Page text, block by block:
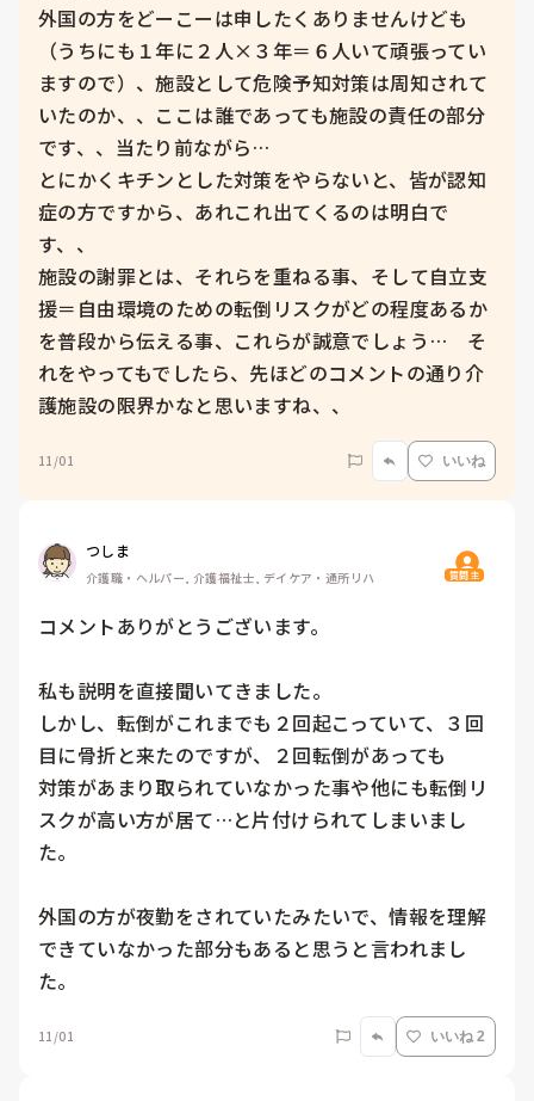
外国の方をどーこーは申したくありませんけども
（うちにも１年に２人×３年＝６人いて頑張ってい
ますので）、施設として危険予知対策は周知されて
いたのか、、ここは誰であっても施設の責任の部分
です、、当たり前ながら…
とにかくキチンとした対策をやらないと、皆が認知
症の方ですから、あれこれ出てくるのは明白で
す、、
施設の謝罪とは、それらを重ねる事、そして自立支
援＝自由環境のための転倒リスクがどの程度あるか
を普段から伝える事、これらが誠意でしょう…　そ
れをやってもでしたら、先ほどのコメントの通り介
護施設の限界かなと思いますね、、
11/01 いいね
つしま
介護職・ヘルパー, 介護福祉士, デイケア・通所リハ 質問主
コメントありがとうございます。
私も説明を直接聞いてきました。
しかし、転倒がこれまでも２回起こっていて、３回
目に骨折と来たのですが、２回転倒があっても
対策があまり取られていなかった事や他にも転倒リ
スクが高い方が居て…と片付けられてしまいまし
た。
外国の方が夜勤をされていたみたいで、情報を理解
できていなかった部分もあると思うと言われまし
た。
11/01 いいね 2